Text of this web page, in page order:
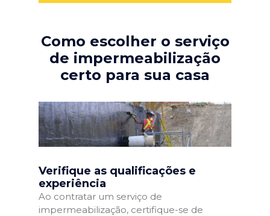
Como escolher o serviço
de impermeabilização
certo para sua casa
Verifique as qualificações e
experiência
Ao contratar um serviço de
impermeabilização, certifique-se de